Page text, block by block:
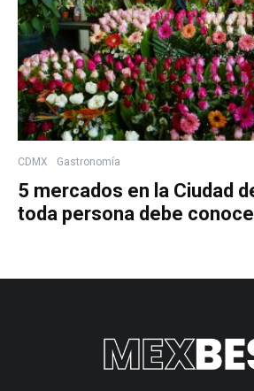
CDMX Gastronomía
5 mercados en la Ciudad
toda persona debe